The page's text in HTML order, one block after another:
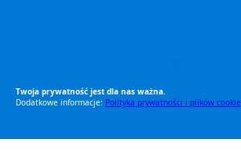
Twoja prywatność jest dla nas ważna.
Dodatkowe informacje: Polityka prywatności i plików cookie